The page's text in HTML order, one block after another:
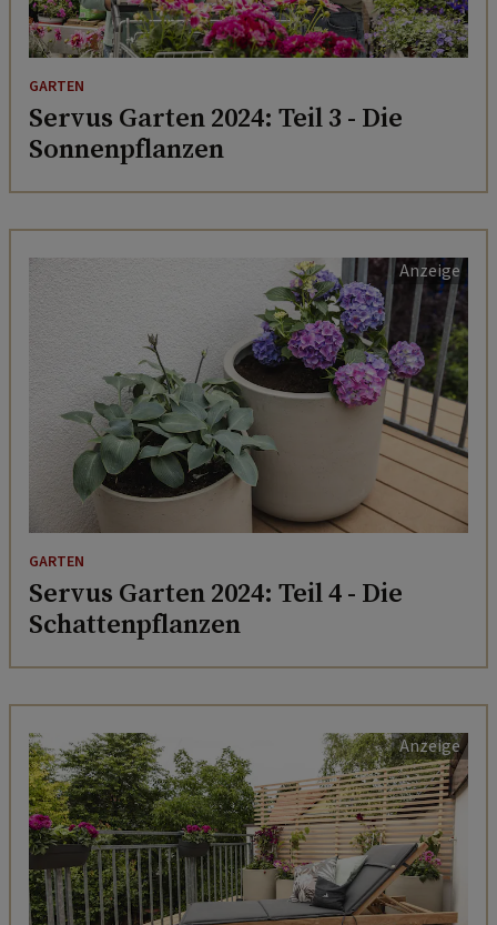
GARTEN
Servus Garten 2024: Teil 3 - Die
Sonnenpflanzen
GARTEN
Servus Garten 2024: Teil 4 - Die
Schattenpflanzen